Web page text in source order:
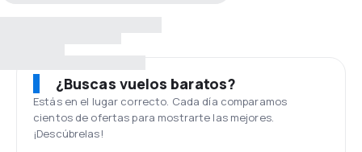
¿Buscas vuelos baratos?
Estás en el lugar correcto. Cada día comparamos
cientos de ofertas para mostrarte las mejores.
¡Descúbrelas!